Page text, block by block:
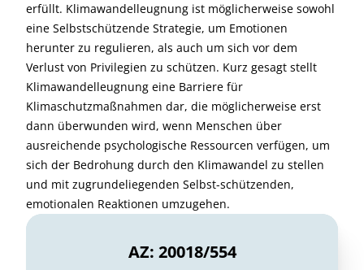
erfüllt. Klimawandelleugnung ist möglicherweise sowohl
eine Selbstschützende Strategie, um Emotionen
herunter zu regulieren, als auch um sich vor dem
Verlust von Privilegien zu schützen. Kurz gesagt stellt
Klimawandelleugnung eine Barriere für
Klimaschutzmaßnahmen dar, die möglicherweise erst
dann überwunden wird, wenn Menschen über
ausreichende psychologische Ressourcen verfügen, um
sich der Bedrohung durch den Klimawandel zu stellen
und mit zugrundeliegenden Selbst-schützenden,
emotionalen Reaktionen umzugehen.
AZ: 20018/554